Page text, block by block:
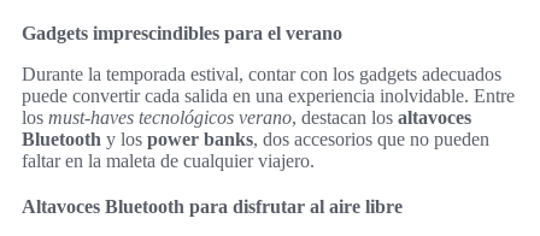
Gadgets imprescindibles para el verano
Durante la temporada estival, contar con los gadgets adecuados
puede convertir cada salida en una experiencia inolvidable. Entre
los must-haves tecnológicos verano, destacan los altavoces
Bluetooth y los power banks, dos accesorios que no pueden
faltar en la maleta de cualquier viajero.
Altavoces Bluetooth para disfrutar al aire libre